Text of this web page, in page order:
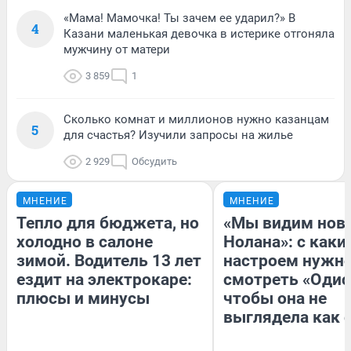
4
«Мама! Мамочка! Ты зачем ее ударил?» В
Казани маленькая девочка в истерике отгоняла
мужчину от матери
3 859 1
5
Сколько комнат и миллионов нужно казанцам
для счастья? Изучили запросы на жилье
2 929 Обсудить
МНЕНИЕ
Тепло для бюджета, но
холодно в салоне
зимой. Водитель 13 лет
ездит на электрокаре:
плюсы и минусы
МНЕНИЕ
«Мы видим
Нолана»: с
настроем
смотреть
чтобы она не
выглядела как